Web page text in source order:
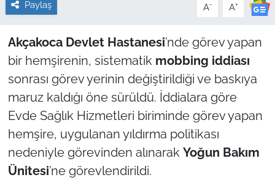
Paylaş A- A+
Akçakoca Devlet Hastanesi’nde görev yapan
bir hemşirenin, sistematik mobbing iddiası
sonrası görev yerinin değiştirildiği ve baskıya
maruz kaldığı öne sürüldü. İddialara göre
Evde Sağlık Hizmetleri biriminde görev yapan
hemşire, uygulanan yıldırma politikası
nedeniyle görevinden alınarak Yoğun Bakım
Ünitesi’ne görevlendirildi.